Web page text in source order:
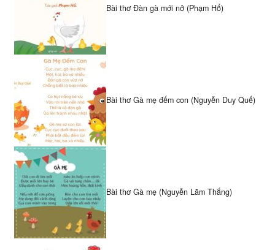
Bài thơ Đàn gà mới nở (Phạm Hổ)
Bài thơ Gà mẹ đếm con (Nguyễn Duy Quế)
Bài thơ Gà mẹ (Nguyễn Lãm Thắng)